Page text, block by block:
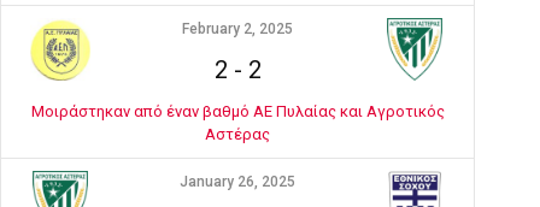
February 2, 2025
2 - 2
Μοιράστηκαν από έναν βαθμό ΑΕ Πυλαίας και Αγροτικός
Αστέρας
January 26, 2025